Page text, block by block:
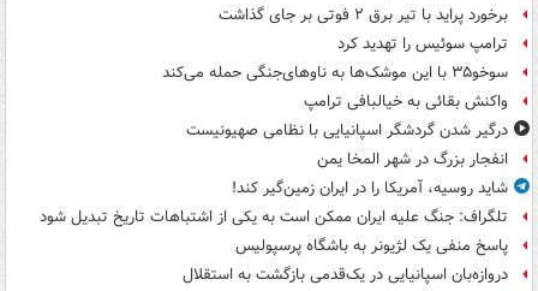
برخورد پراید با تیر برق ۲ فوتی بر جای گذاشت
ترامپ سوئیس را تهدید کرد
سوخو۳۵ با این موشک‌ها به ناوهای‌جنگی حمله می‌کند
واکنش بقائی به خیالبافی ترامپ
درگیر شدن گردشگر اسپانیایی با نظامی صهیونیست
انفجار بزرگ در شهر المخا یمن
شاید روسیه، آمریکا را در ایران زمین‌گیر کند!
تلگراف: جنگ علیه ایران ممکن است به یکی از اشتباهات تاریخ تبدیل شود
پاسخ منفی یک لژیونر به باشگاه پرسپولیس
دروازه‌بان اسپانیایی در یک‌قدمی بازگشت به استقلال